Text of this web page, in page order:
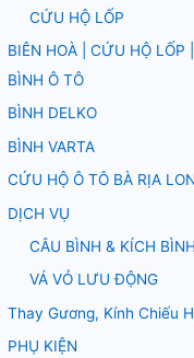
CỨU HỘ LỐP
BIÊN HOÀ | CỨU HỘ LỐP
BÌNH Ô TÔ
BÌNH DELKO
BÌNH VARTA
CỨU HỘ Ô TÔ BÀ RỊA
DỊCH VỤ
CÂU BÌNH & KÍCH
VÁ VỎ LƯU ĐỘNG
Thay Gương, Kính Chiếu
PHỤ KIỆN